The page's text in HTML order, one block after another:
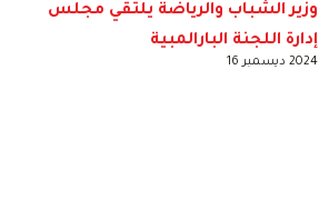
وزير الشباب والرياضة يلتقي مجلس
إدارة اللجنة البارالمبية
2024 ديسمبر 16